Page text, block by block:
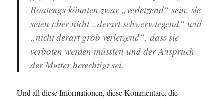
Boatengs könnten zwar „verletzend“ sein, sie
seien aber nicht „derart schwerwiegend“ und
„nicht derart grob verletzend“, dass sie
verboten werden müssten und der Anspruch
der Mutter berechtigt sei.
Und all diese Informationen, diese Kommentare, die